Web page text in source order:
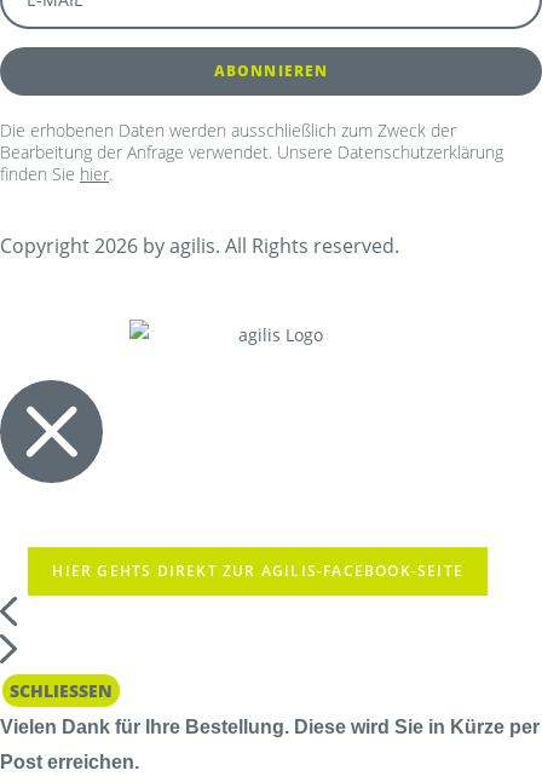
Die erhobenen Daten werden ausschließlich zum Zweck der
Bearbeitung der Anfrage verwendet. Unsere Datenschutzerklärung
finden Sie hier.
Copyright 2026 by agilis. All Rights reserved.
HIER GEHTS DIREKT ZUR AGILIS-FACEBOOK-SEITE
SCHLIESSEN
Vielen Dank für Ihre Bestellung. Diese wird Sie in Kürze per
Post erreichen.